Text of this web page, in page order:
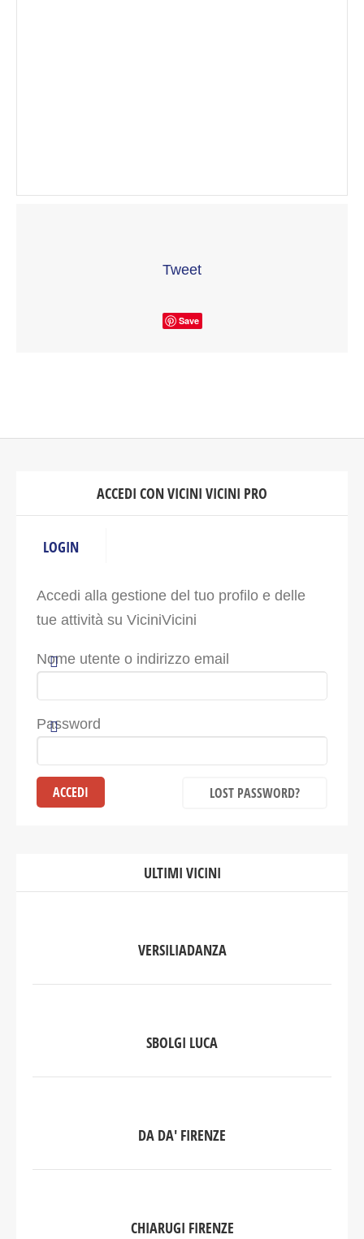
Tweet
Save
ACCEDI CON VICINI VICINI PRO
LOGIN
Accedi alla gestione del tuo profilo e delle
tue attività su ViciniVicini
Nome utente o indirizzo email
Password
LOST PASSWORD?
ULTIMI VICINI
VERSILIADANZA
SBOLGI LUCA
DA DA' FIRENZE
CHIARUGI FIRENZE